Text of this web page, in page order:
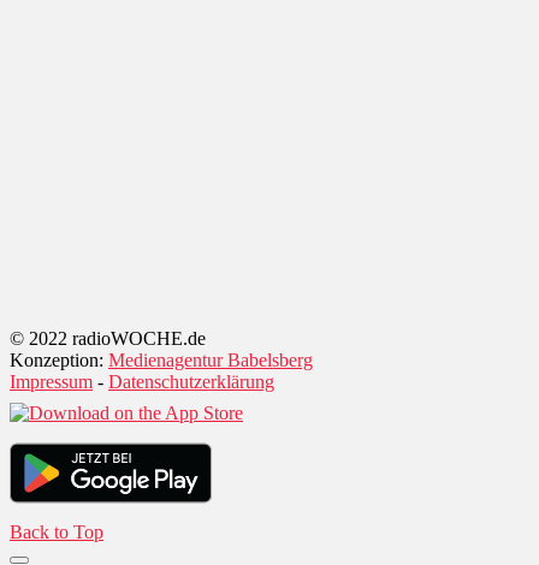
© 2022 radioWOCHE.de
Konzeption: Medienagentur Babelsberg
Impressum - Datenschutzerklärung
Back to Top